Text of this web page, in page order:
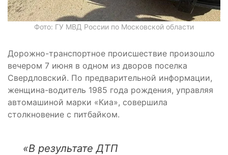
Фото: ГУ МВД России по Московской области
Дорожно-транспортное происшествие произошло
вечером 7 июня в одном из дворов поселка
Свердловский. По предварительной информации,
женщина-водитель 1985 года рождения, управляя
автомашиной марки «Киа», совершила
столкновение с питбайком.
«В результате ДТП